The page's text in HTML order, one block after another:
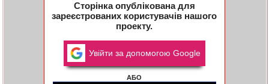
Сторінка опублікована для
зареєстрованих користувачів нашого
проекту.
Увійти за допомогою Google
АБО